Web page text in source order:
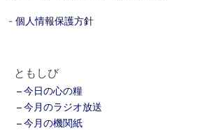
- 個人情報保護方針
ともしび
今日の心の糧
今月のラジオ放送
今月の機関紙